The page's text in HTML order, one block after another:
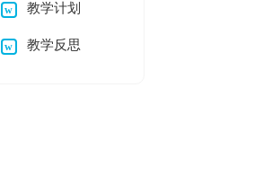
教学计划
教学反思